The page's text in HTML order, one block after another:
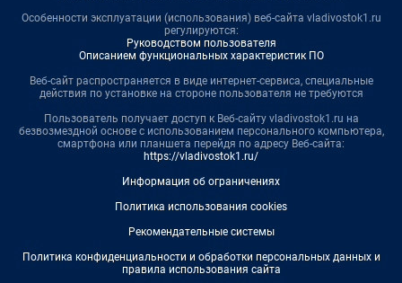
Особенности эксплуатации (использования) веб-сайта vladivostok1.ru
регулируются:
Руководством пользователя
Описанием функциональных характеристик ПО
Веб-сайт распространяется в виде интернет-сервиса, специальные
действия по установке на стороне пользователя не требуются
Пользователь получает доступ к Веб-сайту vladivostok1.ru на
безвозмездной основе с использованием персонального компьютера,
смартфона или планшета перейдя по адресу Веб-сайта:
https://vladivostok1.ru/
Информация об ограничениях
Политика использования cookies
Рекомендательные системы
Политика конфиденциальности и обработки персональных данных и
правила использования сайта